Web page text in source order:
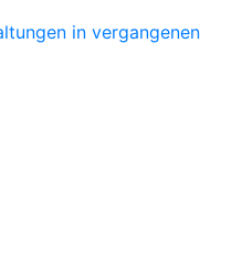
in vergangenen